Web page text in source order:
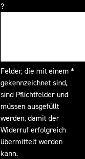
?
Felder, die mit einem *
gekennzeichnet sind,
sind Pflichtfelder und
müssen ausgefüllt
werden, damit der
Widerruf erfolgreich
übermittelt werden
kann.